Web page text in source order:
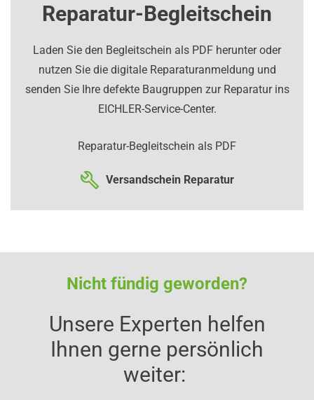
Reparatur-Begleitschein
Laden Sie den Begleitschein als PDF herunter oder
nutzen Sie die digitale Reparaturanmeldung und
senden Sie Ihre defekte Baugruppen zur Reparatur ins
EICHLER-Service-Center.
Reparatur-Begleitschein als PDF
Versandschein Reparatur
Nicht fündig geworden?
Unsere Experten helfen
Ihnen gerne persönlich
weiter: